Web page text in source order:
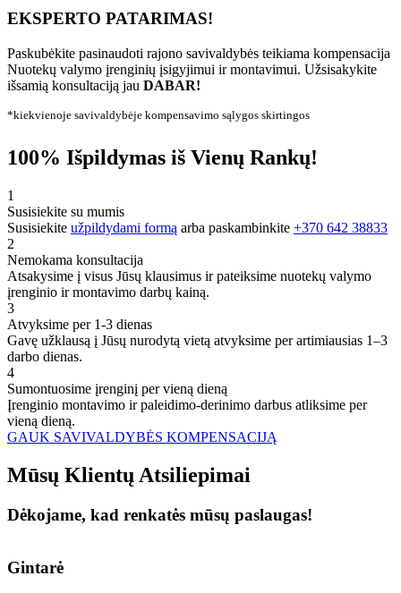
EKSPERTO PATARIMAS!
Paskubėkite pasinaudoti rajono savivaldybės teikiama kompensacija
Nuotekų valymo įrenginių įsigyjimui ir montavimui. Užsisakykite
išsamią konsultaciją jau DABAR!
*kiekvienoje savivaldybėje kompensavimo sąlygos skirtingos
100% Išpildymas iš Vienų Rankų!
1
Susisiekite su mumis
Susisiekite užpildydami formą arba paskambinkite +370 642 38833
2
Nemokama konsultacija
Atsakysime į visus Jūsų klausimus ir pateiksime nuotekų valymo
įrenginio ir montavimo darbų kainą.
3
Atvyksime per 1-3 dienas
Gavę užklausą į Jūsų nurodytą vietą atvyksime per artimiausias 1–3
darbo dienas.
4
Sumontuosime įrenginį per vieną dieną
Įrenginio montavimo ir paleidimo-derinimo darbus atliksime per
vieną dieną.
GAUK SAVIVALDYBĖS KOMPENSACIJĄ
Mūsų Klientų Atsiliepimai
Dėkojame, kad renkatės mūsų paslaugas!
Gintarė